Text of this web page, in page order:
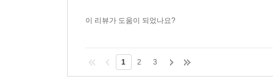
곤경에 빠지는 건 몰라서가 아니다. 확실히 안다
위험한 것은 없음을 일깨워준다. 유발 하라리 역
이 리뷰가 도움이 되었나요?
1 2 3